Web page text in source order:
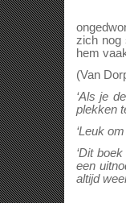
zich nog
hem
(Van
‘Als je
plekken
‘Leuk
‘Dit
een
altijd